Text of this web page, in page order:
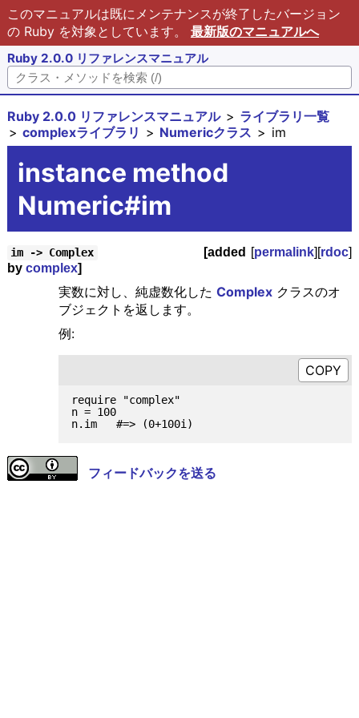
このマニュアルは既にメンテナンスが終了したバージョン
の Ruby を対象としています。 最新版のマニュアルへ
Ruby 2.0.0 リファレンスマニュアル
Ruby 2.0.0 リファレンスマニュアル
ライブラリ一覧
complexライブラリ
Numericクラス im
instance method
Numeric#im
im -> Complex [permalink][rdoc]
[added
by complex]
実数に対し、純虚数化した Complexクラスのオ
ブジェクトを返します。
例:
require "complex"
n = 100
フィードバックを送る